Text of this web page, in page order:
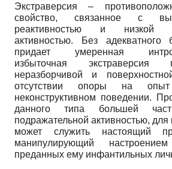
Экстраверсия –
свойство, связанное с
реактивностью и низкой
активностью. Без адекватного
придает умеренная
избыточная экстраверсия
неразборчивой и
отсутствии опоры на
неконструктивном поведении.
данного типа большей
подражательной активностью,
может служить настоящий
манипулирующий
преданных ему инфантильных